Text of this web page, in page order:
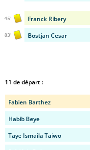
Franck Ribery
45'
Bostjan Cesar
83'
11 de départ :
Fabien Barthez
Habib Beye
Taye Ismaila Taiwo